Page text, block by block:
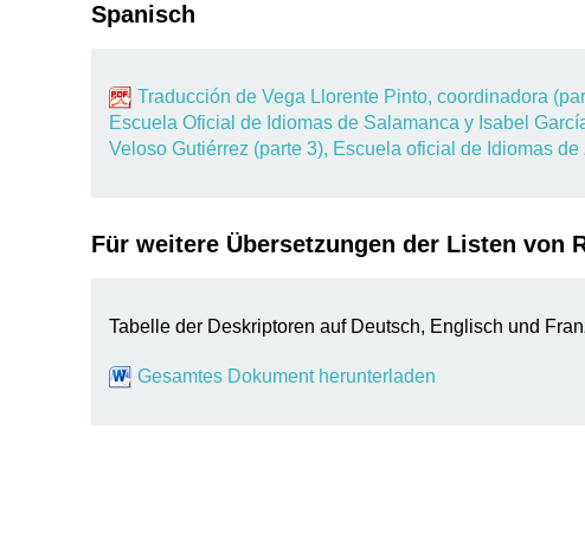
Spanisch
Traducción de Vega Llorente Pinto, coordinadora
Escuela Oficial de Idiomas de Salamanca y Isabel
Veloso Gutiérrez (parte 3), Escuela oficial de Idiomas de
Für weitere Übersetzungen der Listen von
Tabelle der Deskriptoren auf Deutsch, Englisch und
Gesamtes Dokument herunterladen